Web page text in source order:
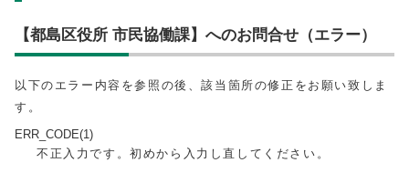
【都島区役所 市民協働課】へのお問合せ（エラー）
以下のエラー内容を参照の後、該当箇所の修正をお願い致しま
す。
ERR_CODE(1)
不正入力です。初めから入力し直してください。